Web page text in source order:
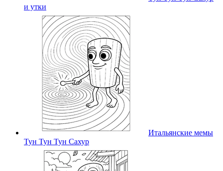
и утки
Итальянские мемы
Тун Тун Тун Сахур